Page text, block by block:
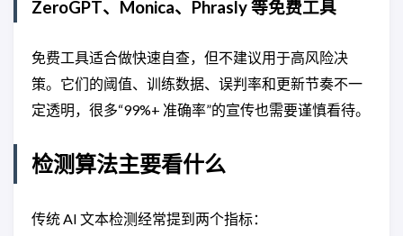
ZeroGPT、Monica、Phrasly 等免费工具
免费工具适合做快速自查，但不建议用于高风险决
策。它们的阈值、训练数据、误判率和更新节奏不一
定透明，很多“99%+ 准确率”的宣传也需要谨慎看待。
检测算法主要看什么
传统 AI 文本检测经常提到两个指标：